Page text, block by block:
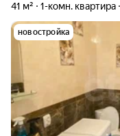
41 м² 1-комн. квартира
новостройка